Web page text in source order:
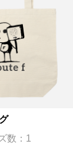
数：1